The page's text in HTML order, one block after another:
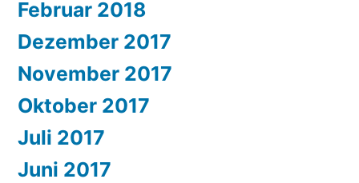
Februar 2018
Dezember 2017
November 2017
Oktober 2017
Juli 2017
Juni 2017